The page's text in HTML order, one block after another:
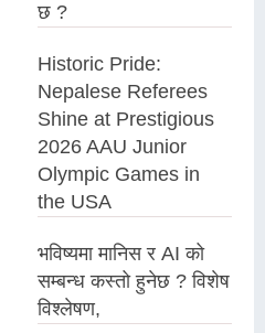
छ ?
Historic Pride:
Nepalese Referees
Shine at Prestigious
2026 AAU Junior
Olympic Games in
the USA
भविष्यमा मानिस र AI को
सम्बन्ध कस्तो हुनेछ ? विशेष
विश्लेषण,